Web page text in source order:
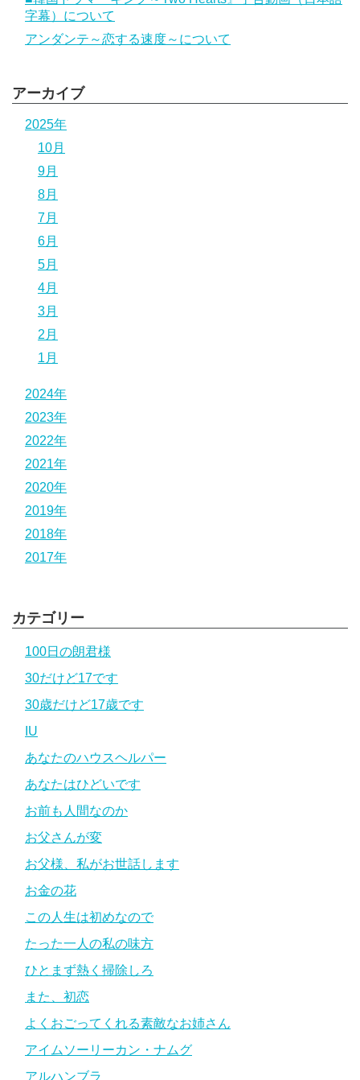
字幕）について
アンダンテ～恋する速度～について
アーカイブ
2025年
10月
9月
8月
7月
6月
5月
4月
3月
2月
1月
2024年
2023年
2022年
2021年
2020年
2019年
2018年
2017年
カテゴリー
100日の朗君様
30だけど17です
30歳だけど17歳です
IU
あなたのハウスヘルパー
あなたはひどいです
お前も人間なのか
お父さんが変
お父様、私がお世話します
お金の花
この人生は初めなので
たった一人の私の味方
ひとまず熱く掃除しろ
また、初恋
よくおごってくれる素敵なお姉さん
アイムソーリーカン・ナムグ
アルハンブラ